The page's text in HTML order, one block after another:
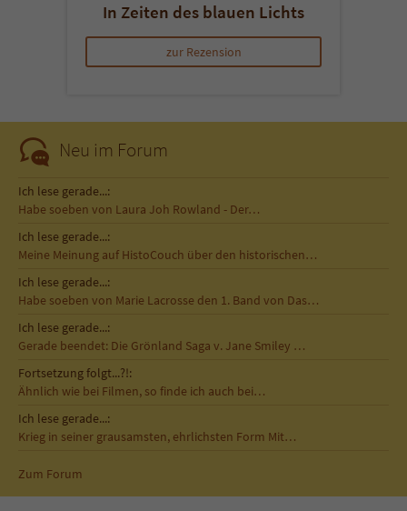
In Zeiten des blauen Lichts
zur Rezension
Neu im Forum
Ich lese gerade...:
Habe soeben von Laura Joh Rowland - Der…
Ich lese gerade...:
Meine Meinung auf HistoCouch über den historischen…
Ich lese gerade...:
Habe soeben von Marie Lacrosse den 1. Band von Das…
Ich lese gerade...:
Gerade beendet: Die Grönland Saga v. Jane Smiley …
Fortsetzung folgt...?!:
Ähnlich wie bei Filmen, so finde ich auch bei…
Ich lese gerade...:
Krieg in seiner grausamsten, ehrlichsten Form Mit…
Zum Forum